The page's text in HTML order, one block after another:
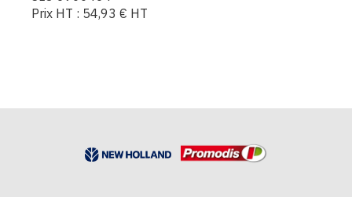
Prix HT : 54,93 € HT